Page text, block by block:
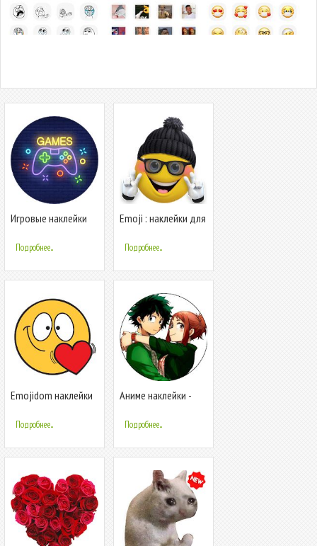
Игровые наклейки
WAStickerApps
Подробнее...
Emoji : наклейки для
WAStickerapps
Подробнее...
Emojidom наклейки
(WAStickerApps)
Подробнее...
Аниме наклейки -
WhatsApp
Подробнее...